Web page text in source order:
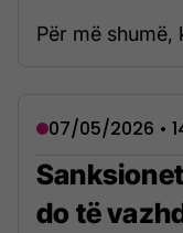
Për më shumë,
07/05/2026 •
do të